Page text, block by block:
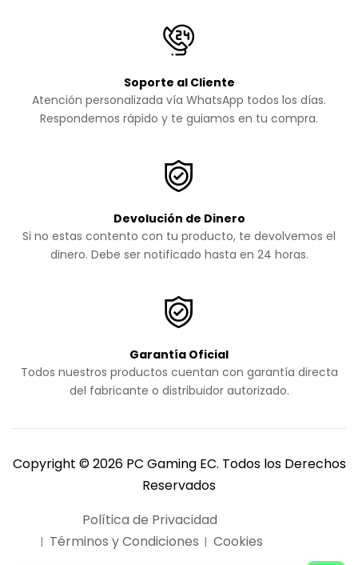
Soporte al Cliente
Atención personalizada vía WhatsApp todos los días.
Respondemos rápido y te guiamos en tu compra.
Devolución de Dinero
Si no estas contento con tu producto, te devolvemos el
dinero. Debe ser notificado hasta en 24 horas.
Garantía Oficial
Todos nuestros productos cuentan con garantía directa
del fabricante o distribuidor autorizado.
Copyright © 2026 PC Gaming EC. Todos los Derechos
Reservados
Política de Privacidad
Términos y Condiciones
Cookies